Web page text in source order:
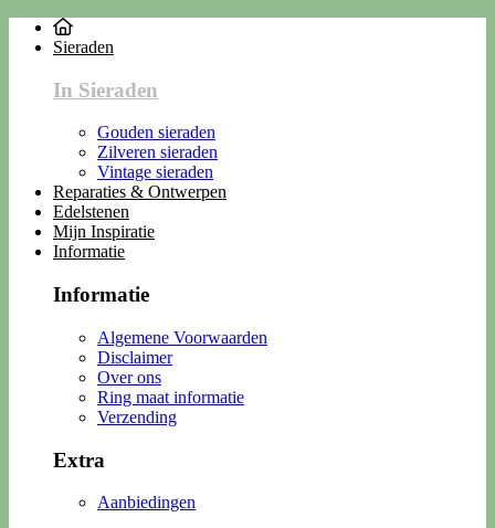
Sieraden
In Sieraden
Gouden sieraden
Zilveren sieraden
Vintage sieraden
Reparaties & Ontwerpen
Edelstenen
Mijn Inspiratie
Informatie
Informatie
Algemene Voorwaarden
Disclaimer
Over ons
Ring maat informatie
Verzending
Extra
Aanbiedingen